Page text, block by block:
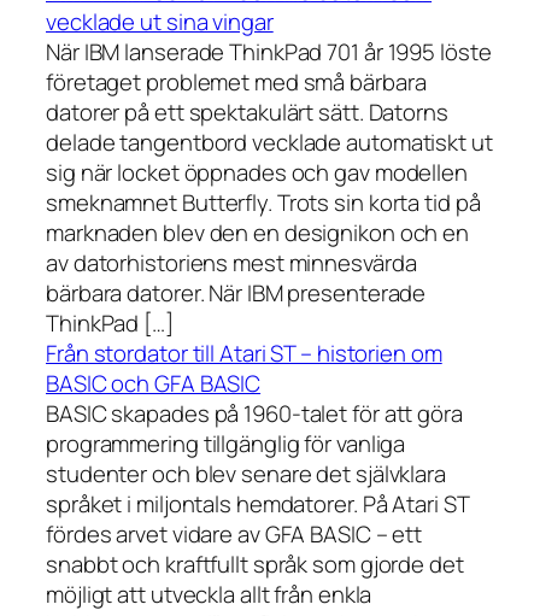
vecklade ut sina vingar
När IBM lanserade ThinkPad 701 år 1995 löste
företaget problemet med små bärbara
datorer på ett spektakulärt sätt. Datorns
delade tangentbord vecklade automatiskt ut
sig när locket öppnades och gav modellen
smeknamnet Butterfly. Trots sin korta tid på
marknaden blev den en designikon och en
av datorhistoriens mest minnesvärda
bärbara datorer. När IBM presenterade
ThinkPad […]
Från stordator till Atari ST – historien om
BASIC och GFA BASIC
BASIC skapades på 1960-talet för att göra
programmering tillgänglig för vanliga
studenter och blev senare det självklara
språket i miljontals hemdatorer. På Atari ST
fördes arvet vidare av GFA BASIC – ett
snabbt och kraftfullt språk som gjorde det
möjligt att utveckla allt från enkla